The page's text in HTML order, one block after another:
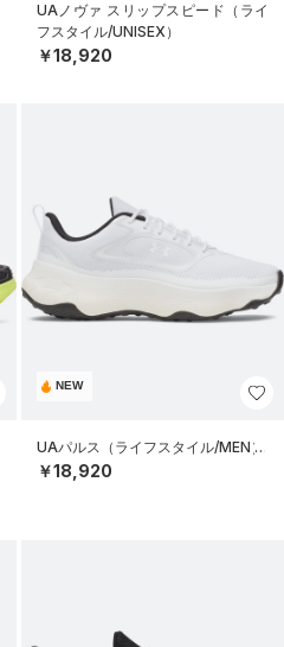
UAノヴァ スリップスピード（ライ
フスタイル/UNISEX）
￥18,920
NEW
UAパルス（ライフスタイル/MEN）
￥18,920